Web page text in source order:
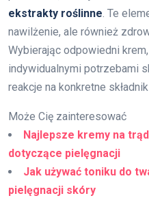
ekstrakty roślinne. Te
nawilżenie, ale również
Wybierając odpowiedni
indywidualnymi potrzebami
reakcje na konkretne
Może Cię zainteresować
Najlepsze kremy na
dotyczące pielęgnacji
Jak używać toniku do
pielęgnacji skóry